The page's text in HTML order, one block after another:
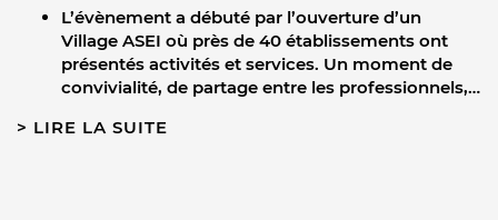
L’évènement a débuté par l’ouverture d’un
Village ASEI où près de 40 établissements ont
présentés activités et services. Un moment de
convivialité, de partage entre les professionnels,…
LIRE LA SUITE